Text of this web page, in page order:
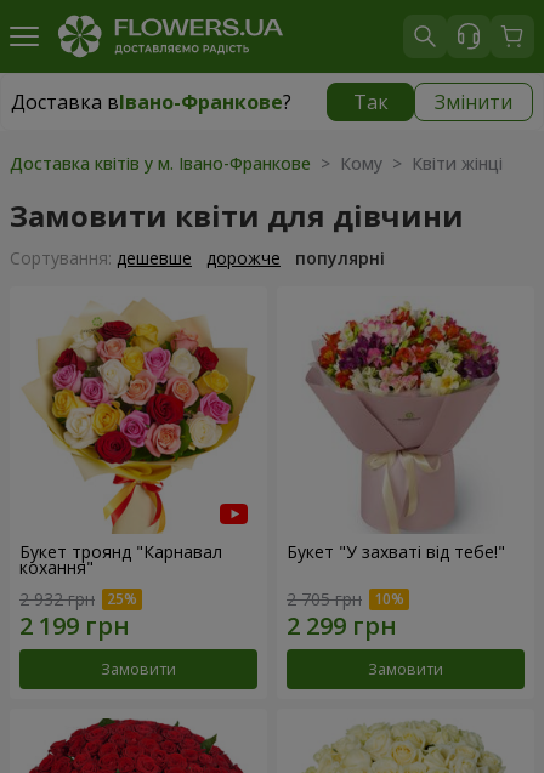
Доставка вІвано-Франкове? Так Змінити
Доставка вІвано-Франкове|537 грн
Доставка квітів у м. Івано-Франкове > Кому > Квіти жінці
Замовити квіти для дівчини
Сортування: дешевше дорожче популярні
Букет троянд "Карнавал
кохання"
2 932 грн
Замовити
Букет "У захваті від тебе!"
2 705 грн
Замовити